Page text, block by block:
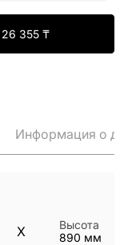
26 355 ₸
Информация о
X
Высота
890 мм